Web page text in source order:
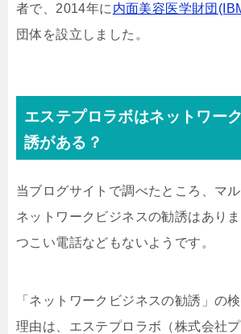
者で、2014年に 内面美容医学財団
団体を設立しました。
エステプロラボはネットワー
誘がある？
当ブログサイトで調べたところ、マ
ネットワークビジネスの勧誘はあり
つこい電話などもないようです。
「ネットワークビジネスの勧誘」の
理由は、エステプロラボ（株式会社